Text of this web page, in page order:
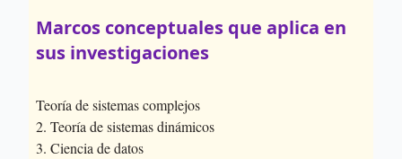
Marcos conceptuales que aplica en
sus investigaciones
Teoría de sistemas complejos
2. Teoría de sistemas dinámicos
3. Ciencia de datos